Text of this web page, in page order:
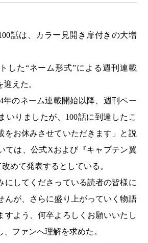
話は、カラー見開き扉付きの大増
した“ネーム形式”による週刊連載
えた。
年のネーム連載開始以降、週刊ペー
いりましたが、100話に到達したこ
をお休みさせていただきます」と説
ては、公式Xおよび『キャプテン翼
めて発表するとしている。
にしてくださっている読者の皆様に
んが、さらに盛り上がっていく物語
すよう、何卒よろしくお願いいたし
、ファンへ理解を求めた。